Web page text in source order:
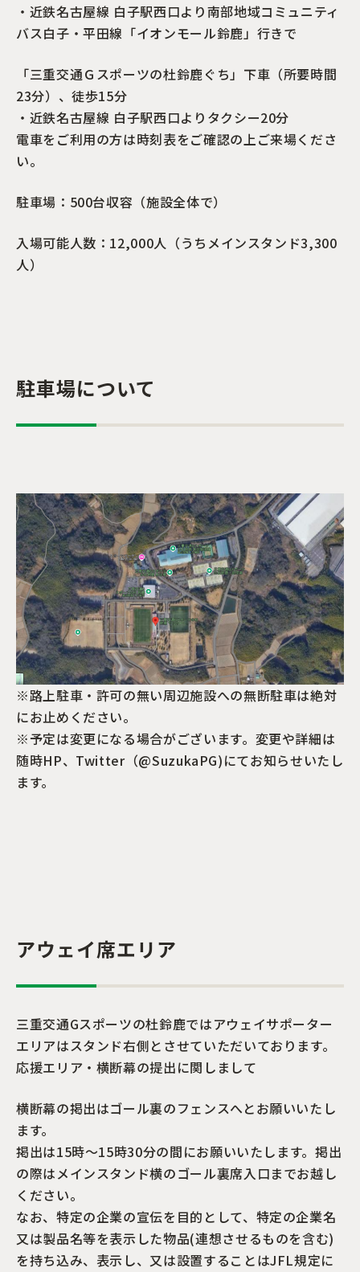
・近鉄名古屋線 白子駅西口より南部地域コミュニティ
バス白子・平田線「イオンモール鈴鹿」行きで
「三重交通Ｇスポーツの杜鈴鹿ぐち」下車（所要時間
23分）、徒歩15分
・近鉄名古屋線 白子駅西口よりタクシー20分
電車をご利用の方は時刻表をご確認の上ご来場くださ
い。
駐車場：500台収容（施設全体で）
入場可能人数：12,000人（うちメインスタンド3,300
人）
駐車場について
※路上駐車・許可の無い周辺施設への無断駐車は絶対
にお止めください。
※予定は変更になる場合がございます。変更や詳細は
随時HP、Twitter（@SuzukaPG)にてお知らせいたし
ます。
アウェイ席エリア
三重交通Gスポーツの杜鈴鹿ではアウェイサポーター
エリアはスタンド右側とさせていただいております。
応援エリア・横断幕の提出に関しまして
横断幕の掲出はゴール裏のフェンスへとお願いいたし
ます。
掲出は15時～15時30分の間にお願いいたします。掲出
の際はメインスタンド横のゴール裏席入口までお越し
ください。
なお、特定の企業の宣伝を目的として、特定の企業名
又は製品名等を表示した物品(連想させるものを含む)
を持ち込み、表示し、又は設置することはJFL規定に